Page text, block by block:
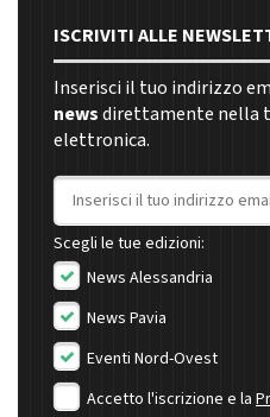
ISCRIVITI ALLE
Inserisci il tuo indirizzo
newsdirettamente nella
elettronica.
Indirizzo email
Scegli le tue edizioni:
News Alessandria
News Pavia
Eventi Nord-Ovest
Accetto l'iscrizione e la